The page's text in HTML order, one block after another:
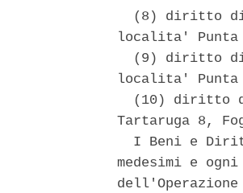
(8) diritto
localita' Punta
(9) diritto
localita' Punta
(10) diritto
Tartaruga 8,
I Beni e
medesimi e